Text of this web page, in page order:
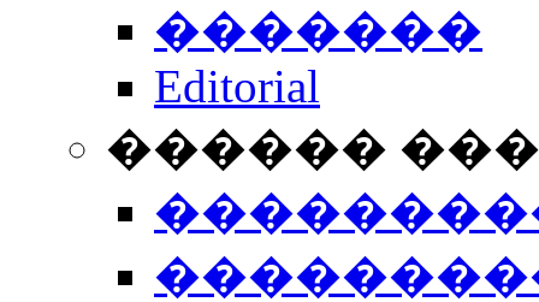
�������
Editorial
������